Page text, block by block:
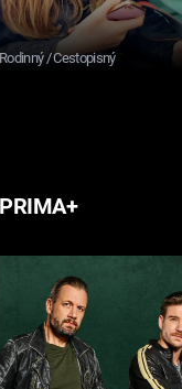
Rodinný / Cestopisný